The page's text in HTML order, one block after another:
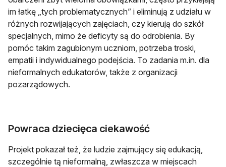
im łatkę „tych problematycznych” i eliminują z udziału w
różnych rozwijających zajęciach, czy kierują do szkół
specjalnych, mimo że deficyty są do odrobienia. By
pomóc takim zagubionym uczniom, potrzeba troski,
empatii i indywidualnego podejścia. To zadania m.in. dla
nieformalnych edukatorów, także z organizacji
pozarządowych.
Powraca dziecięca ciekawość
Projekt pokazał też, że ludzie zajmujący się edukacją,
szczególnie tą nieformalną, zwłaszcza w miejscach